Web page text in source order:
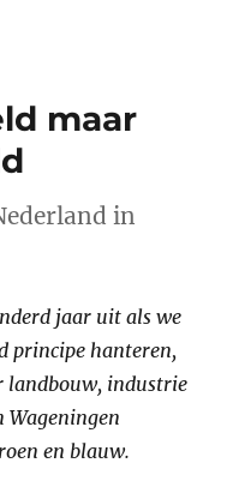
maar
in
jaar uit als we
principe hanteren,
landbouw, industrie
Wageningen
en blauw.